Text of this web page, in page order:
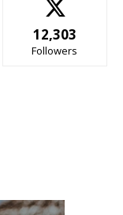
12,303
Followers